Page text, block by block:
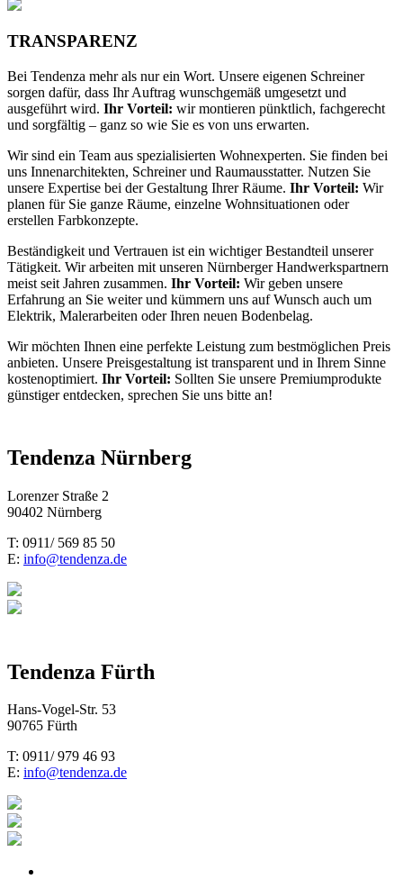
TRANSPARENZ
Bei Tendenza mehr als nur ein Wort. Unsere eigenen Schreiner
sorgen dafür, dass Ihr Auftrag wunschgemäß umgesetzt und
ausgeführt wird. Ihr Vorteil: wir montieren pünktlich, fachgerecht
und sorgfältig – ganz so wie Sie es von uns erwarten.
Wir sind ein Team aus spezialisierten Wohnexperten. Sie finden bei
uns Innenarchitekten, Schreiner und Raumausstatter. Nutzen Sie
unsere Expertise bei der Gestaltung Ihrer Räume. Ihr Vorteil: Wir
planen für Sie ganze Räume, einzelne Wohnsituationen oder
erstellen Farbkonzepte.
Beständigkeit und Vertrauen ist ein wichtiger Bestandteil unserer
Tätigkeit. Wir arbeiten mit unseren Nürnberger Handwerkspartnern
meist seit Jahren zusammen. Ihr Vorteil: Wir geben unsere
Erfahrung an Sie weiter und kümmern uns auf Wunsch auch um
Elektrik, Malerarbeiten oder Ihren neuen Bodenbelag.
Wir möchten Ihnen eine perfekte Leistung zum bestmöglichen Preis
anbieten. Unsere Preisgestaltung ist transparent und in Ihrem Sinne
kostenoptimiert. Ihr Vorteil: Sollten Sie unsere Premiumprodukte
günstiger entdecken, sprechen Sie uns bitte an!
Tendenza Nürnberg
Lorenzer Straße 2
90402 Nürnberg
T: 0911/ 569 85 50
E: info@tendenza.de
Tendenza Fürth
Hans-Vogel-Str. 53
90765 Fürth
T: 0911/ 979 46 93
E: info@tendenza.de